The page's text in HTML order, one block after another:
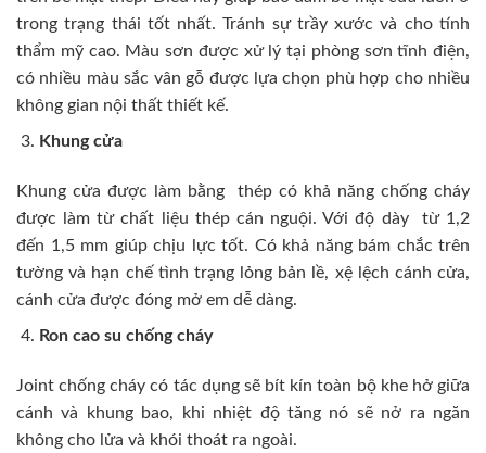
trong trạng thái tốt nhất. Tránh sự trầy xước và cho tính
thẩm mỹ cao. Màu sơn được xử lý tại phòng sơn tĩnh điện,
có nhiều màu sắc vân gỗ được lựa chọn phù hợp cho nhiều
không gian nội thất thiết kế.
Khung cửa
Khung cửa được làm bằng thép có khả năng chống cháy
được làm từ chất liệu thép cán nguội. Với độ dày từ 1,2
đến 1,5 mm giúp chịu lực tốt. Có khả năng bám chắc trên
tường và hạn chế tình trạng lỏng bản lề, xệ lệch cánh cửa,
cánh cửa được đóng mở em dễ dàng.
Ron cao su chống cháy
Joint chống cháy có tác dụng sẽ bít kín toàn bộ khe hở giữa
cánh và khung bao, khi nhiệt độ tăng nó sẽ nở ra ngăn
không cho lửa và khói thoát ra ngoài.